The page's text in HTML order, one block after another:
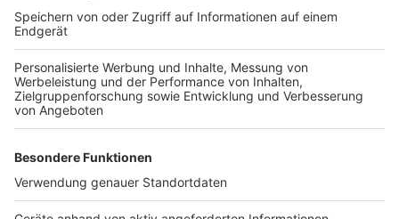
Kölner Polizisten beteiligt sind, hat die Bonner Polizei
die Ermittlungen übernommen.
Anzeige
Anzeige